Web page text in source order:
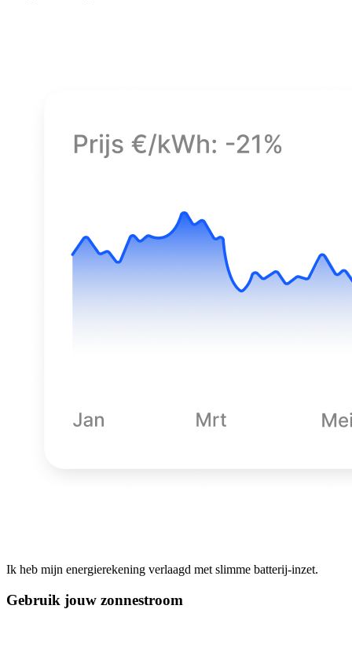
Ik heb mijn energierekening verlaagd met slimme batterij-inzet.
Gebruik jouw zonnestroom